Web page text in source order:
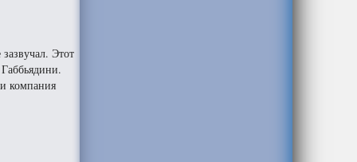
Этот
компания